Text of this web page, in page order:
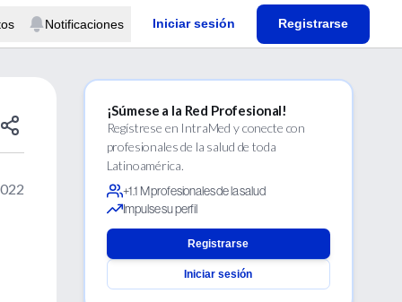
Notificaciones Iniciar sesión Registrarse
¡Súmese a la Red Profesional!
Regístrese en IntraMed y conecte con
profesionales de la salud de toda
Latinoamérica.
+1.1 M profesionales de la salud
Impulse su perfil
Registrarse
Iniciar sesión